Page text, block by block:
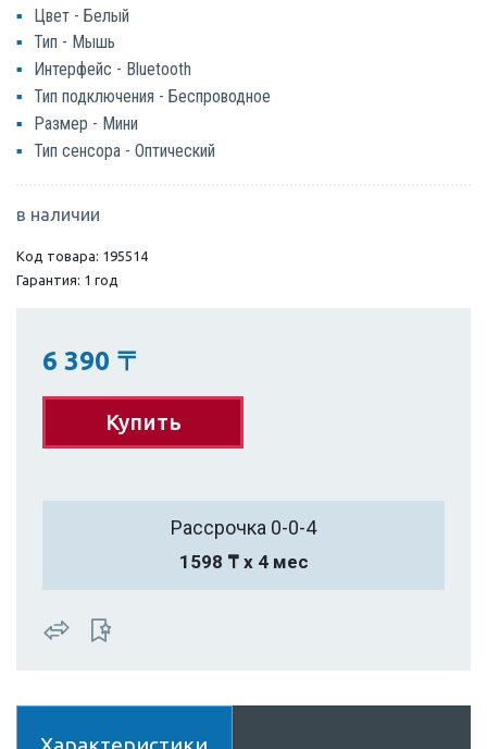
Цвет - Белый
Тип - Мышь
Интерфейс - Bluetooth
Тип подключения - Беспроводное
Размер - Мини
Тип сенсора - Оптический
в наличии
Код товара: 195514
Гарантия: 1 год
6 390 〒
Купить
Рассрочка 0-0-4
1598 ₸ х 4 мес